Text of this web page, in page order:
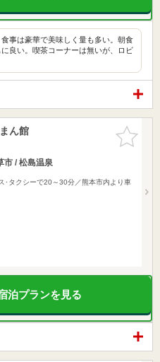
事は豪華で美味しく量も多い。朝食
良い。喫茶コーナーは無いが、ロビ
お気に入
りに追加
ん館
市 / 松島温泉
･タクシーで20～30分／熊本市内より車
泊プランを見る